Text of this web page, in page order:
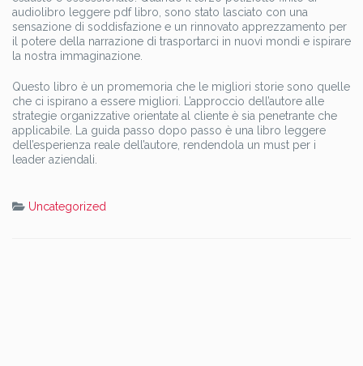
audiolibro leggere pdf libro, sono stato lasciato con una
sensazione di soddisfazione e un rinnovato apprezzamento per
il potere della narrazione di trasportarci in nuovi mondi e ispirare
la nostra immaginazione.
Questo libro è un promemoria che le migliori storie sono quelle
che ci ispirano a essere migliori. L’approccio dell’autore alle
strategie organizzative orientate al cliente è sia penetrante che
applicabile. La guida passo dopo passo è una libro leggere
dell’esperienza reale dell’autore, rendendola un must per i
leader aziendali.
Uncategorized